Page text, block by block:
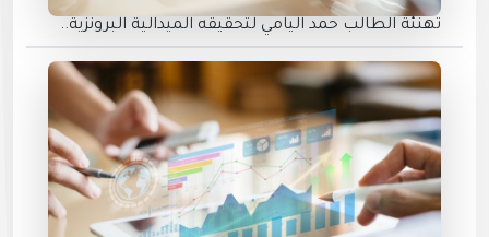
تهنئة الطالب حمد اليامي لتحقيقه الميدالية البرونزية..